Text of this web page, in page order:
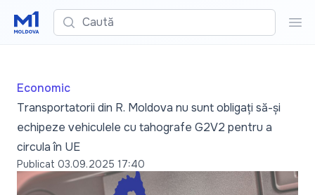
Caută
Economic
Transportatorii din R. Moldova nu sunt obligați să-și
echipeze vehiculele cu tahografe G2V2 pentru a
circula în UE
Publicat 03.09.2025 17:40